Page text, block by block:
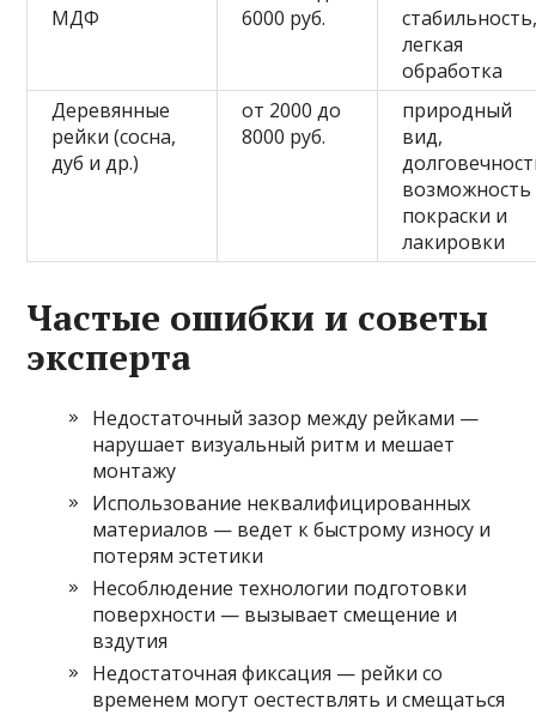
МДФ
6000 руб.
легкая
обработка
Деревянные
рейки (сосна,
дуб и др.)
от 2000 до
8000 руб.
природный
вид,
возможность
покраски и
лакировки
Частые ошибки и советы
эксперта
Недостаточный зазор между рейками —
нарушает визуальный ритм и мешает
монтажу
Использование неквалифицированных
материалов — ведет к быстрому износу и
потерям эстетики
Несоблюдение технологии подготовки
поверхности — вызывает смещение и
вздутия
Недостаточная фиксация — рейки со
временем могут оестествлять и смещаться